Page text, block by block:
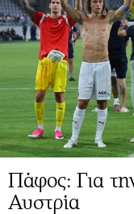
Πάφος: Για
Αυστρία